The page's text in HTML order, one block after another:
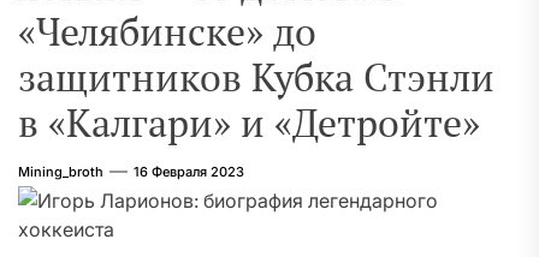
«Челябинске» до
защитников Кубка Стэнли
в «Калгари» и «Детройте»
Mining_broth 16 Февраля 2023